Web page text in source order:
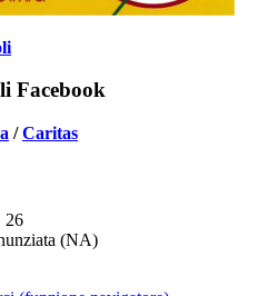
Facebook
/Caritas
26
(NA)